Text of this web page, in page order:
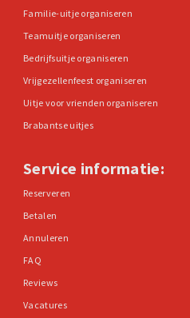
Familie-uitje organiseren
Teamuitje organiseren
Bedrijfsuitje organiseren
Vrijgezellenfeest organiseren
Uitje voor vrienden organiseren
Brabantse uitjes
Service informatie:
Reserveren
Betalen
Annuleren
FAQ
Reviews
Vacatures